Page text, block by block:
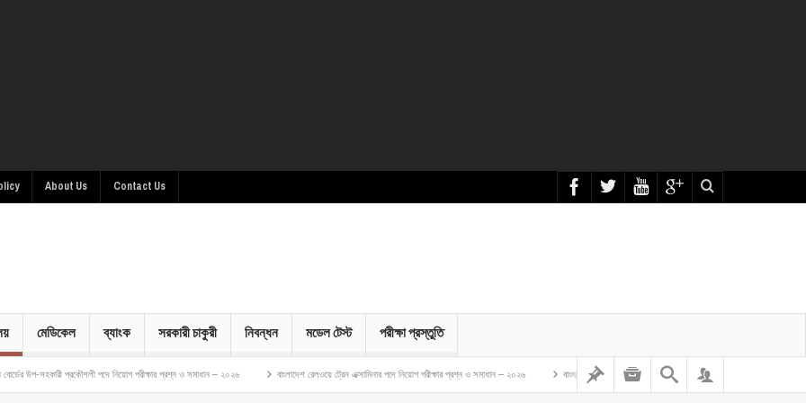
About Us Contact Us
মেডিকেল ব্যাংক সরকারী চাকুরী নিবন্ধন মডেল টেস্ট পরীক্ষা প্রস্তুতি
পদে নিয়োগ পরীক্ষার প্রশ্ন ও সমাধান – ২০২৬ বাংলাদেশ রেলওয়ে ট্রেন এক্সামিনার পদে নিয়োগ পরীক্ষার প্রশ্ন ও সমাধান – ২০২৬ বাংলাদেশ গম ও ভুট্টা গবেষণা ইনস্টিটিউট এর অফিস সহকারী কাম কম্পিউটার মুদ্রাক্ষরিক নিয়োগ লিখিত